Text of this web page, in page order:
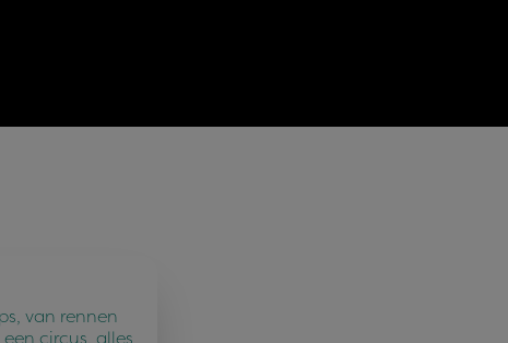
van rennen
circus, alles